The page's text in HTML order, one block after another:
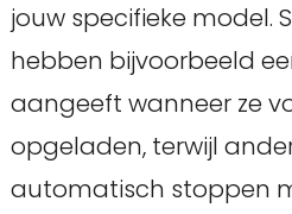
jouw specifieke model.
hebben bijvoorbeeld
aangeeft wanneer ze
opgeladen, terwijl
automatisch stoppen